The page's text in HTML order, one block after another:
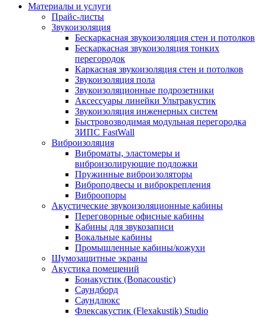
Материалы и услуги
Прайс-листы
Звукоизоляция
Бескаркасная звукоизоляция стен и потолков
Бескаркасная звукоизоляция тонких
перегородок
Каркасная звукоизоляция стен и потолков
Звукоизоляция пола
Звукоизоляционные подрозетники
Аксессуары линейки Ультракустик
Звукоизоляция инженерных систем
Быстровозводимая модульная перегородка
ЗИПС FastWall
Виброизоляция
Виброматы, эластомеры и
виброизолирующие подложки
Пружинные виброизоляторы
Виброподвесы и виброкрепления
Виброопоры
Акустические звукоизоляционные кабины
Переговорные офисные кабины
Кабины для звукозаписи
Вокальные кабины
Промышленные кабины/кожухи
Шумозащитные экраны
Акустика помещений
Бонакустик (Bonacoustic)
Саундборд
Саундлюкс
Флексакустик (Flexakustik) Studio